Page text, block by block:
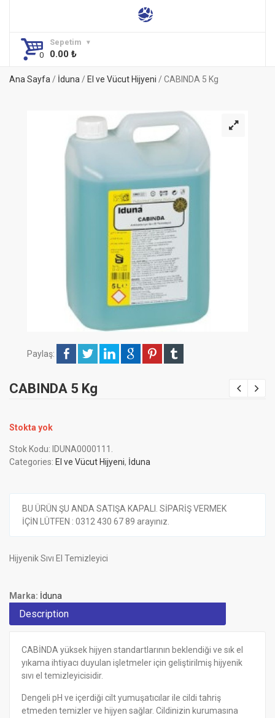
Sepetim
0.00 ₺
Ana Sayfa/ İduna/ El ve Vücut Hijyeni / CABINDA 5 Kg
Paylaş:
CABINDA 5 Kg
Stokta yok
Stok Kodu: IDUNA0000111 .
Categories: El ve Vücut Hijyeni, İduna
BU ÜRÜN ŞU ANDA SATIŞA KAPALI. SİPARİŞ VERMEK
İÇİN LÜTFEN : 0312 430 67 89 arayınız.
Hijyenik Sıvı El Temizleyici
Marka: İduna
Description
CABİNDA yüksek hijyen standartlarının beklendiği ve sık el
yıkama ihtiyacı duyulan işletmeler için geliştirilmiş hijyenik
sıvı el temizleyicisidir.
Dengeli pH ve içerdiği cilt yumuşatıcılar ile cildi tahriş
etmeden temizler ve hijyen sağlar. Cildinizin kurumasına